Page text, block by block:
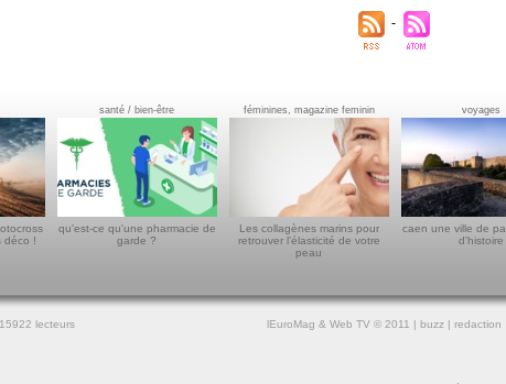
déco !
santé / bien-être
qu'est-ce qu'une pharmacie de
garde ?
féminines, magazine feminin
Les collagènes marins pour
retrouver l'élasticité de votre
peau
voyages
caen une ville de
d'histoire
lecteurs lEuroMag & Web TV© 2011 | buzz| redaction